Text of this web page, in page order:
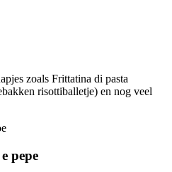
zoals Frittatina di pasta
risottiballetje) en nog veel
pepe